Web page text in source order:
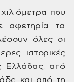
που
αφετηρία τα
όλες οι
ιστορικές
Ελλάδας, από
και από τη